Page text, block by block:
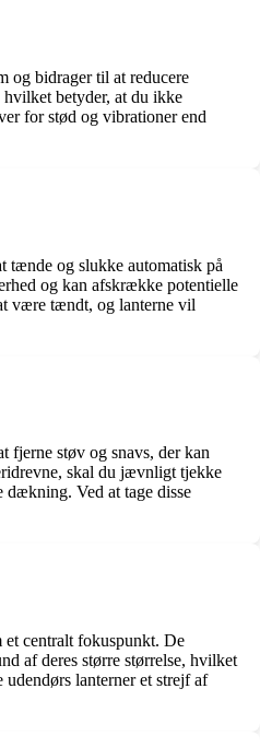
og bidrager til at reducere
betyder, at du ikke
for stød og vibrationer end
tænde og slukke automatisk på
og kan afskrække potentielle
være tændt, og lanterne vil
fjerne støv og snavs, der kan
skal du jævnligt tjekke
dækning. Ved at tage disse
et centralt fokuspunkt. De
af deres større størrelse, hvilket
lanterner et strejf af